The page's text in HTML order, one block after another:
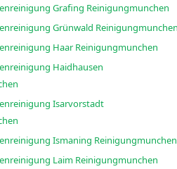
Erfahrene Küchenreinigung Grafing Reinigungmunchen
Erfahrene Küchenreinigung Grünwald Reinigungmunchen
Erfahrene Küchenreinigung Haar Reinigungmunchen
Haidhausen
Isarvorstadt
Erfahrene Küchenreinigung Ismaning Reinigungmunchen
Erfahrene Küchenreinigung Laim Reinigungmunchen